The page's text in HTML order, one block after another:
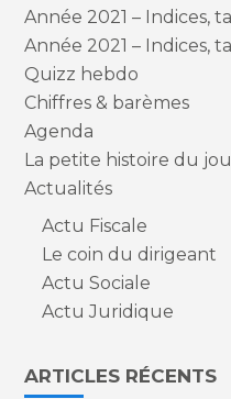
Année 2021 – Indices,
Année 2021 – Indices,
Quizz hebdo
Chiffres & barèmes
Agenda
La petite histoire du
Actualités
Actu Fiscale
Le coin du dirigeant
Actu Sociale
Actu Juridique
ARTICLES RÉCENTS